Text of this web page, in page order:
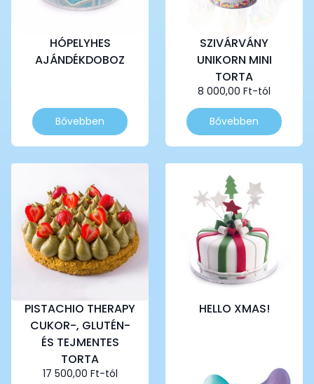
HÓPELYHES
AJÁNDÉKDOBOZ
Bővebben
Ennek
a
terméknek
van.
A
változatok
a
termékoldalon
választhatók
SZIVÁRVÁNY
UNIKORN MINI
TORTA
8 000,00 Ft-tól
Bővebben
Ennek
a
terméknek
variációja
van.
változatok
termékoldalon
választhatók
ki
PISTACHIO THERAPY
CUKOR-, GLUTÉN-
ÉS TEJMENTES
TORTA
17 500,00 Ft-tól
HELLO XMAS!